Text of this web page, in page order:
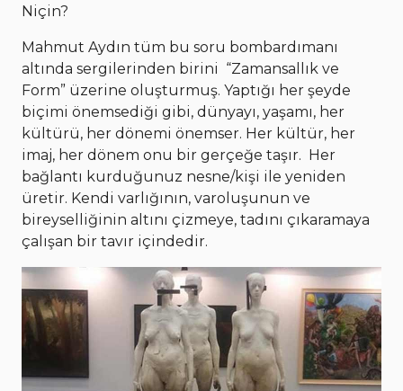
Niçin?
Mahmut Aydın tüm bu soru bombardımanı
altında sergilerinden birini “Zamansallık ve
Form” üzerine oluşturmuş. Yaptığı her şeyde
biçimi önemsediği gibi, dünyayı, yaşamı, her
kültürü, her dönemi önemser. Her kültür, her
imaj, her dönem onu bir gerçeğe taşır. Her
bağlantı kurduğunuz nesne/kişi ile yeniden
üretir. Kendi varlığının, varoluşunun ve
bireyselliğinin altını çizmeye, tadını çıkaramaya
çalışan bir tavır içindedir.